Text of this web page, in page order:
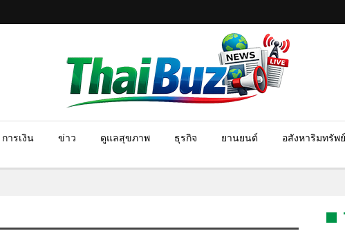
การเงิน ข่าว ดูแลสุขภาพ ธุรกิจ ยานยนต์ อสังหาริมทรัพย์